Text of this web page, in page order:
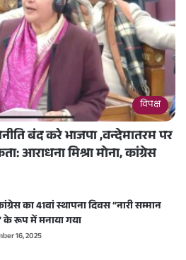
विपक्ष
बंद करे भाजपा ,वन्देमातरम पर
आराधना मिश्रा मोना, कांग्रेस
का 41वां स्थापना दिवस “नारी सम्मान
के रूप में मनाया गया
16, 2025